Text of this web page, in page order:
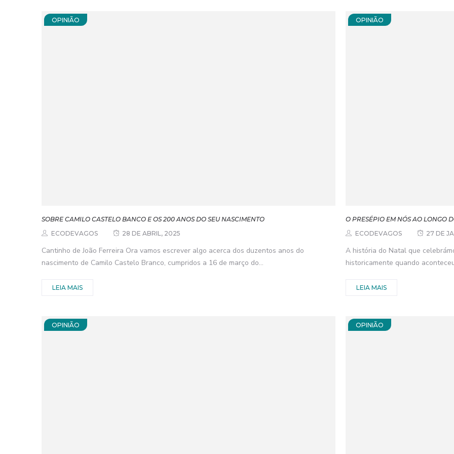
OPINIÃO
SOBRE CAMILO CASTELO BANCO E OS 200 ANOS DO SEU NASCIMENTO
ECODEVAGOS
28 DE ABRIL, 2025
Cantinho de João Ferreira Ora vamos escrever algo acerca dos duzentos anos do
nascimento de Camilo Castelo Branco, cumpridos a 16 de março do...
LEIA MAIS
OPINIÃO
O PRESÉPIO EM NÓS AO LONGO
ECODEVAGOS
27 DE
A história do Natal que
historicamente quando
LEIA MAIS
OPINIÃO OPINIÃO